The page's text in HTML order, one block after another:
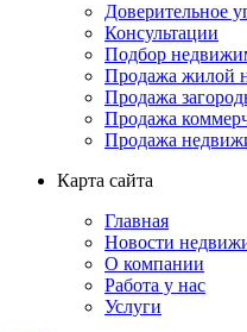
Доверительное
Консультации
Подбор
Продажа жилой
Продажа
Продажа
Продажа
Карта сайта
Главная
Новости
О компании
Работа у нас
Услуги